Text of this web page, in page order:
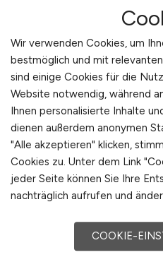
Lagermitarbeiter
Fresh Factory GmbH &
vor 3 Tagen
Braak
Wir verwenden Cookies, um
bestmöglich und mit
sind einige Cookies für die
Website notwendig, während
Ihnen personalisierte Inhalte
dienen außerdem anonymen
"Alle akzeptieren" klicken,
Cookies zu. Unter dem Link
jeder Seite können Sie Ihre
nachträglich aufrufen und
COOKIE-